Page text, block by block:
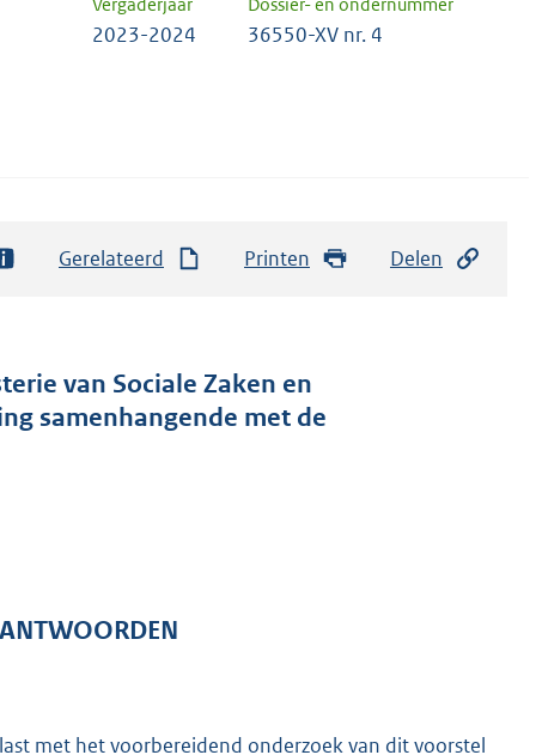
Vergaderjaar Dossier- en ondernummer
2023-2024 36550-XV nr. 4
Gerelateerd Printen Delen
van Sociale Zaken en
samenhangende met de
met het voorbereidend onderzoek van dit voorstel